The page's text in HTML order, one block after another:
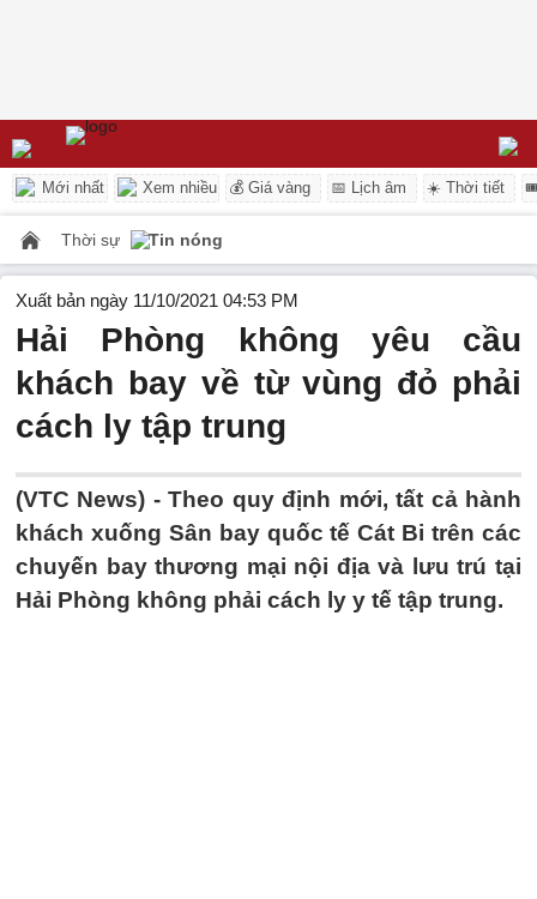
Mới nhất Xem nhiều 💰 Giá vàng 📅 Lịch âm ☀️ Thời tiết
Thời sự Tin nóng
Xuất bản ngày 11/10/2021 04:53 PM
Hải Phòng không yêu cầu
khách bay về từ vùng đỏ phải
cách ly tập trung
(VTC News) -Theo quy định mới, tất cả hành
khách xuống Sân bay quốc tế Cát Bi trên các
chuyến bay thương mại nội địa và lưu trú tại
Hải Phòng không phải cách ly y tế tập trung.